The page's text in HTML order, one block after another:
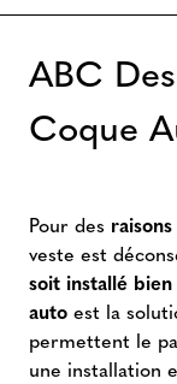
ABC
Coque
Pour des
veste est
soit installé
auto est la
permettent le
une installation